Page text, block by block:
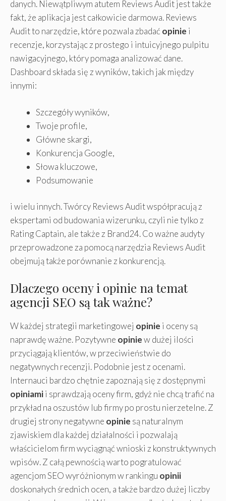
danych. Niewątpliwym atutem Reviews Audit jest także
fakt, że aplikacja jest całkowicie darmowa. Reviews
Audit to narzędzie, które pozwala zbadać opinie i
recenzje, korzystając z prostego i intuicyjnego pulpitu
nawigacyjnego, który pomaga analizować dane.
Dashboard składa się z wyników, takich jak między
innymi:
Szczegóły wyników,
Twoje profile,
Główne skargi,
Konkurencja Google,
Słowa kluczowe,
Podsumowanie
i wielu innych. Twórcy Reviews Audit współpracują z
ekspertami od budowania wizerunku, czyli nie tylko z
Rating Captain, ale także z Brand24. Co ważne audyty
przeprowadzone za pomocą narzędzia Reviews Audit
obejmują także porównanie z konkurencją.
Dlaczego oceny i opinie na temat
agencji SEO są tak ważne?
W każdej strategii marketingowej opinie i oceny są
naprawdę ważne. Pozytywne opiniew dużej ilości
przyciągają klientów, w przeciwieństwie do
negatywnych recenzji. Podobnie jest z ocenami.
Internauci bardzo chętnie zapoznają się z dostępnymi
opiniamii sprawdzają oceny firm, gdyż nie chcą trafić na
przykład na oszustów lub firmy po prostu nierzetelne. Z
drugiej strony negatywne opinie są naturalnym
zjawiskiem dla każdej działalności i pozwalają
właścicielom firm wyciągnąć wnioski z konstruktywnych
wpisów. Z całą pewnością warto pogratulować
agencjom SEO wyróżnionym w rankingu opinii
doskonałych średnich ocen, a także bardzo dużej liczby